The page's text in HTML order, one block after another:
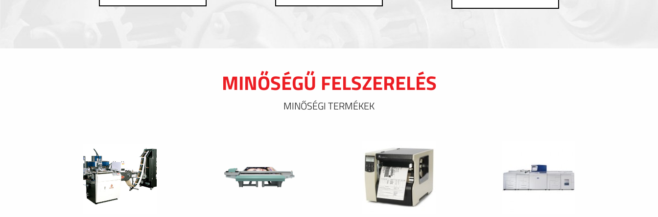
MINŐSÉGŰ FELSZERELÉS
MINŐSÉGI TERMÉKEK